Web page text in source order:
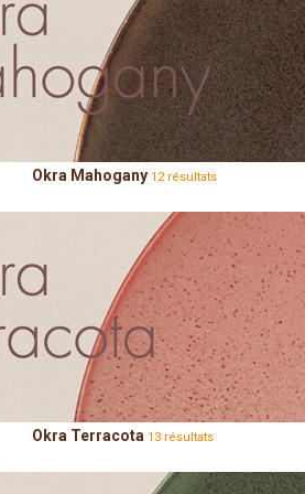
Okra Mahogany 12 résultats
Okra Terracota 13 résultats